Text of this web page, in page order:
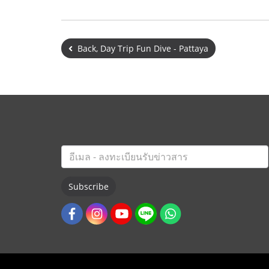
Back, Day Trip Fun Dive - Pattaya
Subscribe